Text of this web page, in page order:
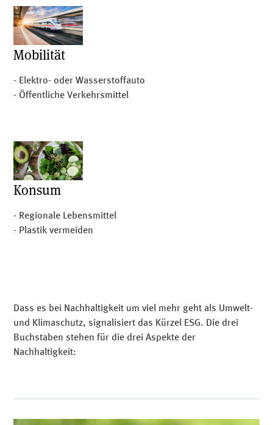
Mobilität
- Elektro- oder Wasserstoffauto
- Öffentliche Verkehrsmittel
Konsum
- Regionale Lebensmittel
- Plastik vermeiden
Dass es bei Nachhaltigkeit um viel mehr geht als Umwelt-
und Klimaschutz, signalisiert das Kürzel ESG. Die drei
Buchstaben stehen für die drei Aspekte der
Nachhaltigkeit: